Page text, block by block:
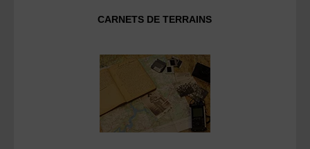
CARNETS DE TERRAINS